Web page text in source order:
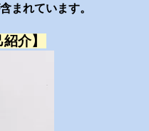
まれています。
介】